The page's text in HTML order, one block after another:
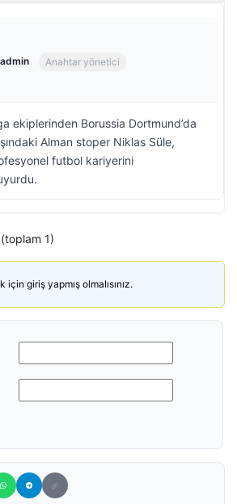
admin Anahtar yönetici
ekiplerinden Borussia Dortmund’da
Alman stoper Niklas Süle,
futbol kariyerini
1)
giriş yapmış olmalısınız.